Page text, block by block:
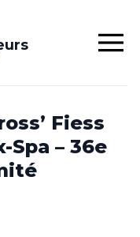
Fiess
– 36e